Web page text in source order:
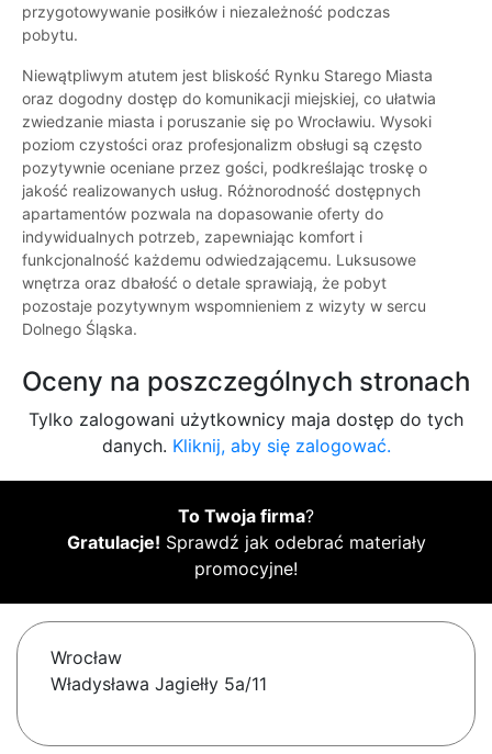
przygotowywanie posiłków i niezależność podczas
pobytu.
Niewątpliwym atutem jest bliskość Rynku Starego Miasta
oraz dogodny dostęp do komunikacji miejskiej, co ułatwia
zwiedzanie miasta i poruszanie się po Wrocławiu. Wysoki
poziom czystości oraz profesjonalizm obsługi są często
pozytywnie oceniane przez gości, podkreślając troskę o
jakość realizowanych usług. Różnorodność dostępnych
apartamentów pozwala na dopasowanie oferty do
indywidualnych potrzeb, zapewniając komfort i
funkcjonalność każdemu odwiedzającemu. Luksusowe
wnętrza oraz dbałość o detale sprawiają, że pobyt
pozostaje pozytywnym wspomnieniem z wizyty w sercu
Dolnego Śląska.
Oceny na poszczególnych stronach
Tylko zalogowani użytkownicy maja dostęp do tych
danych. Kliknij, aby się zalogować.
To Twoja firma?
Gratulacje! Sprawdź jak odebrać materiały
promocyjne!
Wrocław
Władysława Jagiełły 5a/11